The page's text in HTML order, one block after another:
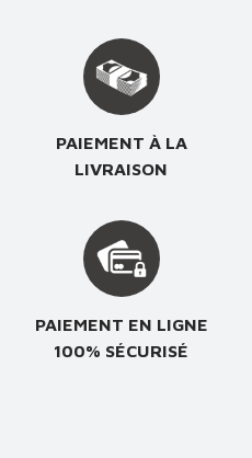
PAIEMENT À LA
LIVRAISON
PAIEMENT EN LIGNE
100% SÉCURISÉ